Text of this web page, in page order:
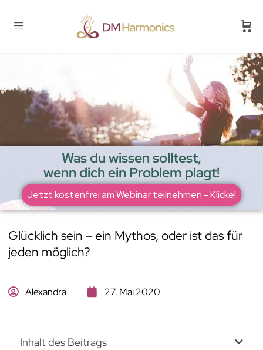
Was du wissen solltest,
wenn dich ein Problem plagt!
Jetzt kostenfrei am Webinar teilnehmen - Klicke!
Glücklich sein – ein Mythos, oder ist das für
jeden möglich?
Alexandra 27. Mai 2020
Inhalt des Beitrags